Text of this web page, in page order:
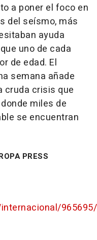
a poner el foco en
del seísmo, más
ayuda
uno de cada
de edad. El
semana añade
cruda crisis que
miles de
se encuentran
PRESS